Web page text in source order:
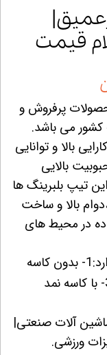
شیارعمیق|
قیمت
عمیق از محصولات پرفروش و
کشور می باشد.
بالا و توانایی
بالایی
تیپ بلبرینگ ها
بالا و ساخت
در محیط های
مدل کاسه نمد برای این تیپ وجود دارد:1- بدون کاسه
3- با کاسه نمد
آلات صنعتی|
ورزشی.